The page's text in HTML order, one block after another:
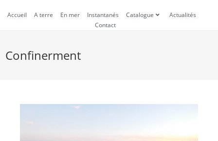
Accueil A terre En mer Instantanés Catalogue
Actualités
Contact
Confinerment